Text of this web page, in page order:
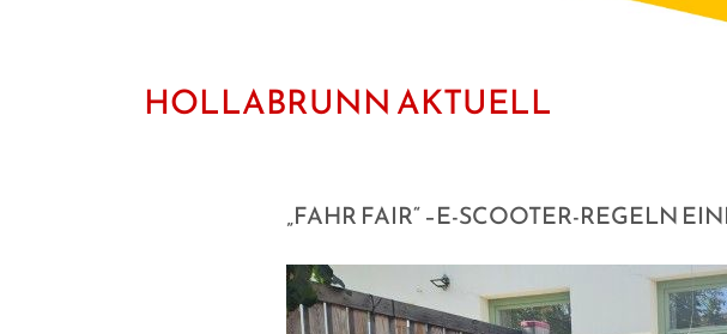
HOLLABRUNN AKTUELL
„FAHR FAIR“ –E-SCOOTER-REGELN